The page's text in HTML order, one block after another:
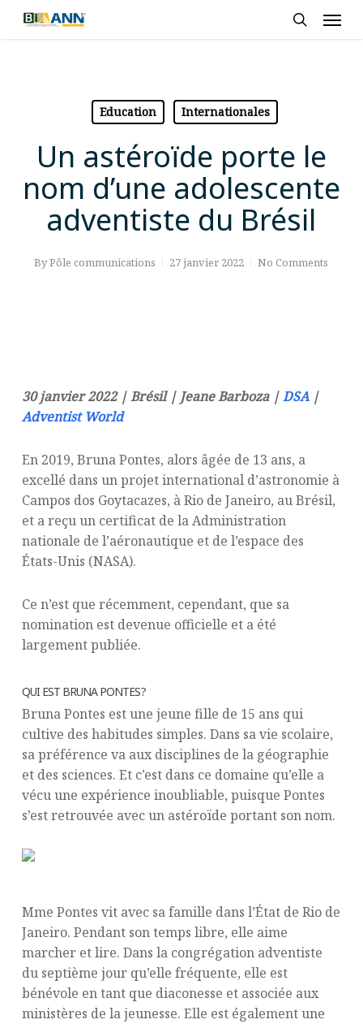
Skip
Education Internationales
Un astéroïde porte le
nom d’une adolescente
adventiste du Brésil
ByPôle communications 27 janvier 2022 No Comments
30 janvier 2022 | Brésil | Jeane Barboza |DSA|
Adventist World
En 2019, Bruna Pontes, alors âgée de 13 ans, a
excellé dans un projet international d’astronomie à
Campos dos Goytacazes, à Rio de Janeiro, au Brésil,
et a reçu un certificat de la Administration
nationale de l’aéronautique et de l’espace des
États-Unis (NASA).
Ce n’est que récemment, cependant, que sa
nomination est devenue officielle et a été
largement publiée.
QUI EST BRUNA PONTES ?
Bruna Pontes est une jeune fille de 15 ans qui
cultive des habitudes simples. Dans sa vie scolaire,
sa préférence va aux disciplines de la géographie
et des sciences. Et c’est dans ce domaine qu’elle a
vécu une expérience inoubliable, puisque Pontes
s’est retrouvée avec un astéroïde portant son nom.
Mme Pontes vit avec sa famille dans l’État de Rio de
Janeiro. Pendant son temps libre, elle aime
marcher et lire. Dans la congrégation adventiste
du septième jour qu’elle fréquente, elle est
bénévole en tant que diaconesse et associée aux
ministères de la jeunesse. Elle est également une